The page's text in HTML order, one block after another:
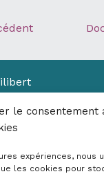
le consentement
expériences, nous
les cookies pour